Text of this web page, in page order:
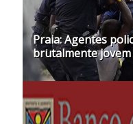
Praia: Agentes
brutalmente